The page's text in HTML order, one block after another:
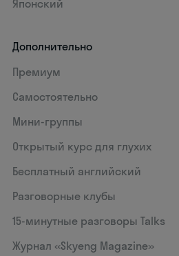
Японский
Дополнительно
Премиум
Самостоятельно
Мини-группы
Открытый курс для глухих
Бесплатный английский
Разговорные клубы
15‑минутные разговоры Talks
Журнал «Skyeng Magazine»